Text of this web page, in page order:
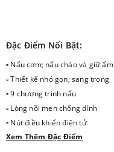
Đặc Điểm Nổi Bật:
▫ Nấu cơm; nấu cháo và giữ ấm
▫ Thiết kế nhỏ gọn; sang trọng
▫ 9 chương trình nấu
▫ Lòng nồi men chống dính
▫ Nút điều khiển điện tử
▫ Công nghệ nhiệt 3D
Xem Thêm Đặc Điểm